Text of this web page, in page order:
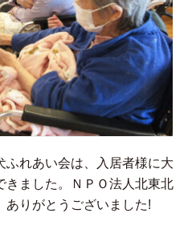
ふれあい会は、入居者様に大
きました。ＮＰＯ法人北東北
ありがとうございました!